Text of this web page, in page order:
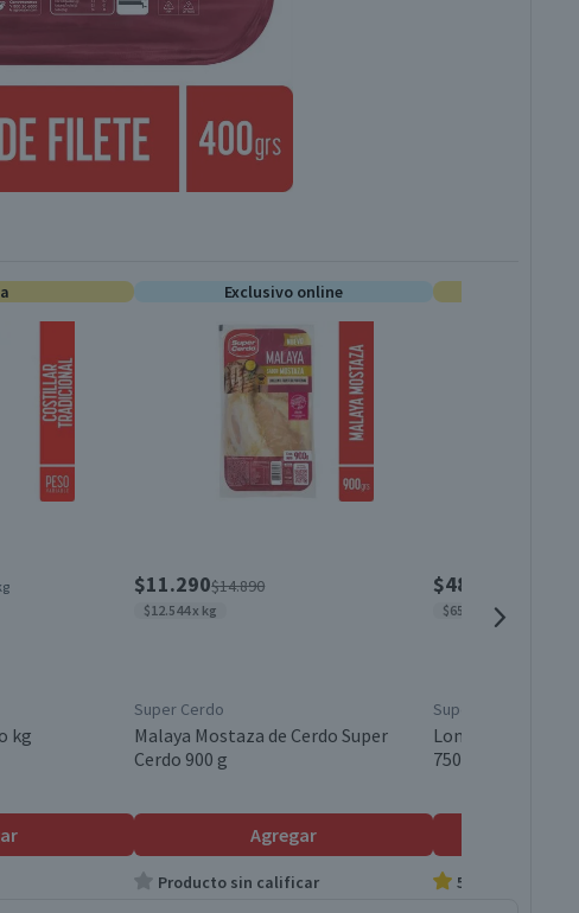
kg
Exclusivo online
$11.290$14.890
$12.544 x kg
Super Cerdo
Malaya Mostaza de Cerdo Super
Cerdo 900 g
Agregar
Producto sin calificar
$4890
$6520 x kg
Super Cerdo
Lomo Medallones
750 g
5.0